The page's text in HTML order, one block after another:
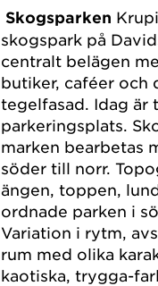
Skogsparken
skogspark på
centralt belägen
butiker, caféer och
tegelfasad. Idag är
parkeringsplats.
marken bearbetas
söder till norr.
ängen, toppen,
ordnade parken i
Variation i rytm,
rum med olika
kaotiska, trygga-